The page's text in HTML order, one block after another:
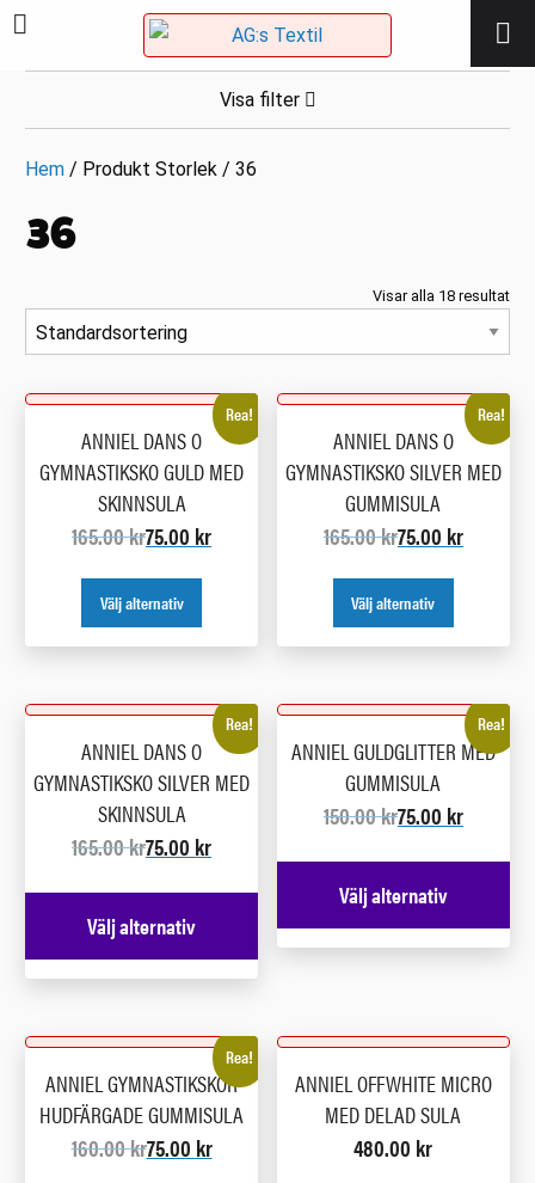
Visa filter
Hem / Produkt Storlek / 36
36
Visar alla 18 resultat
Rea!
ANNIEL DANS O
GYMNASTIKSKO GULD MED
SKINNSULA
165.00kr75.00 kr
Välj alternativ
Rea!
ANNIEL DANS O
GYMNASTIKSKO SILVER MED
GUMMISULA
165.00kr75.00 kr
Välj alternativ
Rea!
ANNIEL DANS O
GYMNASTIKSKO SILVER MED
SKINNSULA
165.00kr75.00 kr
Välj alternativ
Rea!
ANNIEL GULDGLITTER MED
GUMMISULA
150.00kr75.00 kr
Välj alternativ
Rea!
ANNIEL GYMNASTIKSKOR
HUDFÄRGADE GUMMISULA
160.00kr75.00 kr
ANNIEL OFFWHITE MICRO
MED DELAD SULA
480.00 kr